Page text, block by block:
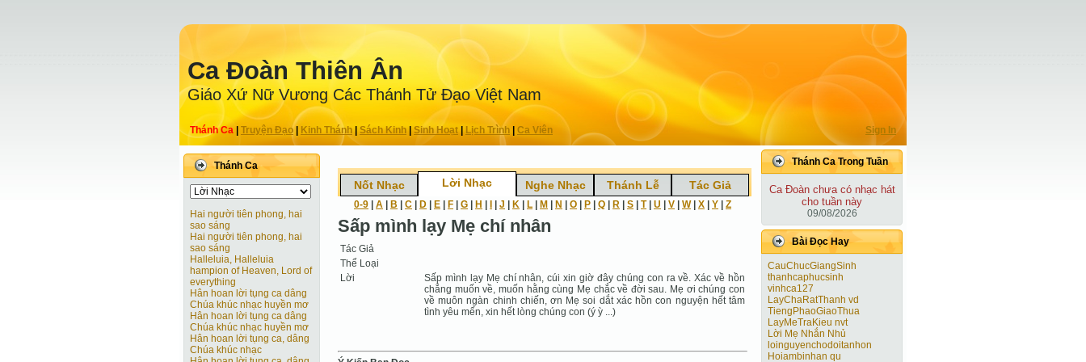
Ca Ðoàn Thiên Ân
Giáo Xứ Nữ Vương Các Thánh Tử Ðạo Việt Nam
Thánh Ca Truyện Ðạo| Kinh Thánh Sách Kinh|Sinh Hoạt| Lịch Trình Ca Viên Sign In
Thánh Ca
Hai người tiên phong, hai
sao sáng
Hai người tiên phong, hai
sao sáng
Halleluia, Halleluia
hampion of Heaven, Lord of
everything
Hân hoan lời tụng ca dâng
Chúa khúc nhạc huyền mơ
Hân hoan lời tụng ca dâng
Chúa khúc nhạc huyền mơ
Hân hoan lời tụng ca, dâng
Chúa khúc nhạc
Nốt Nhạc Lời Nhạc Nghe Nhạc Thánh Lễ Tác Giả
0-9 A B C D E F G H J K L M N O P Q R S T| U V W| X Y Z
Sấp mình lạy Mẹ chí nhân
Tác Giả
Thể Loại
Lời
Sấp mình lạy Mẹ chí nhân, cúi xin giờ đây chúng con ra về. Xác về hồn
chẳng muốn về, muốn hằng cùng Mẹ chắc về đời sau. Mẹ ơi chúng con
về muôn ngàn chinh chiến, ơn Mẹ soi dắt xác hồn con nguyện hết tâm
tình yêu mến, xin hết lòng chúng con (ý ỳ ...)
Thánh Ca Trong Tuần
Ca Ðoàn chưa có nhạc hát
cho tuần này
09/08/2026
Bài Ðọc Hay
CauChucGiangSinh
thanhcaphucsinh
vinhca127
LayChaRatThanh vd
TiengPhaoGiaoThua
LayMeTraKieu nvt
Lời Mẹ Nhắn Nhủ
loinguyenchodoitanhon
Hoiambinhan qu